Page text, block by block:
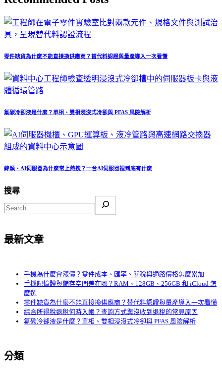
零件缺貨為什麼不能直接換供應商？替代料認證與量產導入一次看懂
氟碳冷卻液是什麼？單相、雙相浸沒式冷卻與 PFAS 風險解析
緯穎、AI伺服器為什麼常上熱搜？一台AI伺服器裡到底有什麼
搜尋
最新文章
手機為什麼會漲價？零件成本、匯率、關稅與通路價格怎麼累加
手機記憶體與儲存空間差在哪？RAM、128GB、256GB 和 iCloud 怎
麼選
零件缺貨為什麼不能直接換供應商？替代料認證與量產導入一次看懂
綜合所得稅退稅何時入帳？查詢方式與沒收到退稅的常見原因
氟碳冷卻液是什麼？單相、雙相浸沒式冷卻與 PFAS 風險解析
分類